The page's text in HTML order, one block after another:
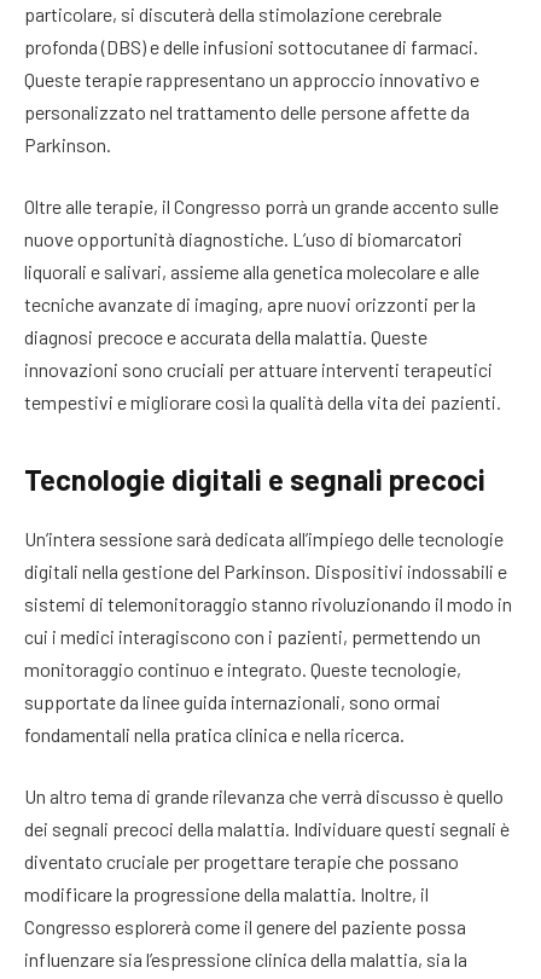
particolare, si discuterà della stimolazione cerebrale
profonda (DBS) e delle infusioni sottocutanee di farmaci.
Queste terapie rappresentano un approccio innovativo e
personalizzato nel trattamento delle persone affette da
Parkinson.
Oltre alle terapie, il Congresso porrà un grande accento sulle
nuove opportunità diagnostiche. L’uso di biomarcatori
liquorali e salivari, assieme alla genetica molecolare e alle
tecniche avanzate di imaging, apre nuovi orizzonti per la
diagnosi precoce e accurata della malattia. Queste
innovazioni sono cruciali per attuare interventi terapeutici
tempestivi e migliorare così la qualità della vita dei pazienti.
Tecnologie digitali e segnali precoci
Un’intera sessione sarà dedicata all’impiego delle tecnologie
digitali nella gestione del Parkinson. Dispositivi indossabili e
sistemi di telemonitoraggio stanno rivoluzionando il modo in
cui i medici interagiscono con i pazienti, permettendo un
monitoraggio continuo e integrato. Queste tecnologie,
supportate da linee guida internazionali, sono ormai
fondamentali nella pratica clinica e nella ricerca.
Un altro tema di grande rilevanza che verrà discusso è quello
dei segnali precoci della malattia. Individuare questi segnali è
diventato cruciale per progettare terapie che possano
modificare la progressione della malattia. Inoltre, il
Congresso esplorerà come il genere del paziente possa
influenzare sia l’espressione clinica della malattia, sia la